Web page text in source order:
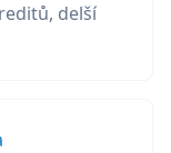
delší